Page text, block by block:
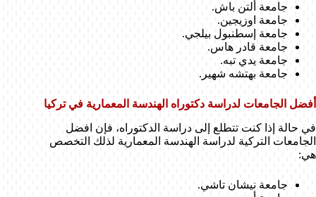
جامعة ألتن باش.
جامعة اوزيجين.
جامعة إسطنبول بيلجي.
جامعة قادر هاس.
جامعة يدي تبه.
جامعة بهتشه شهير.
أفضل الجامعات لدراسة دكتوراه الهندسة المعمارية في تركيا
في حالة إذا كنت تتطلع إلى دراسة الدكتوراه، فإن افضل
الجامعات التركية لدراسة الهندسة المعمارية لذلك التخصص
هي:
جامعة نيشان تاشي.